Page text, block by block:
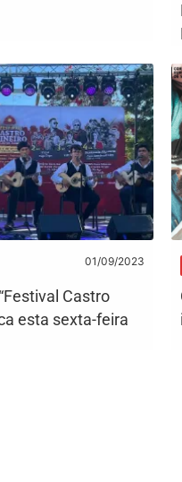
01/09/2023
Castro
esta sexta-feira